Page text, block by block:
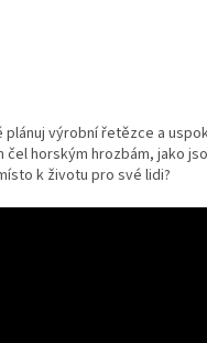
výrobní řetězce a
horským hrozbám, jako
k životu pro své lidi?